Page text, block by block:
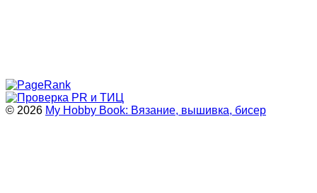
© 2026 My Hobby Book: Вязание, вышивка, бисер